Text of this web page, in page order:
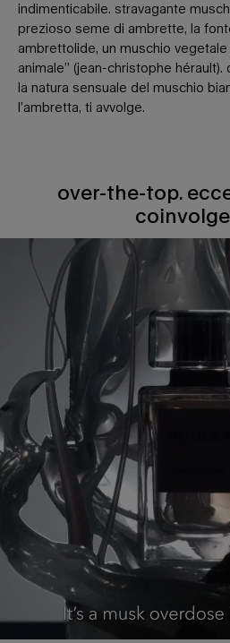
indimenticabile. stravagante
prezioso seme di ambrette, la
ambrettolide, un muschio
animale” (jean-christophe
la natura sensuale del muschio
l’ambretta, ti avvolge.
over-the-top.